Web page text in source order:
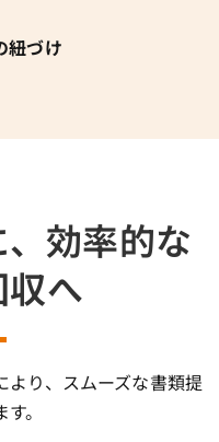
効率的な
へ
り、スムーズな書類提
。